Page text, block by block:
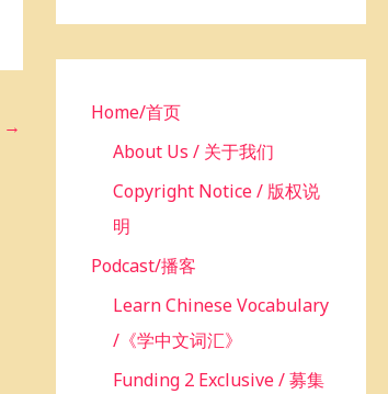
→
r
Home/首页
About Us / 关于我们
Copyright Notice / 版权说
明
Podcast/播客
Learn Chinese Vocabulary
/《学中文词汇》
Funding 2 Exclusive / 募集